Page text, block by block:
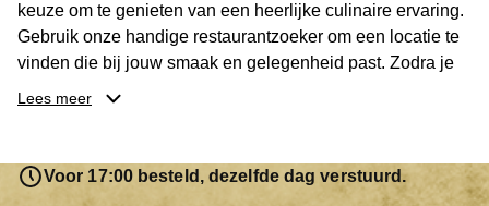
keuze om te genieten van een heerlijke culinaire ervaring.
Gebruik onze handige restaurantzoeker om een locatie te
vinden die bij jouw smaak en gelegenheid past. Zodra je
je keuze hebt gemaakt, kun je eenvoudig reserveren en na
resterende bedrag blijft gewoon op de bon staan en kan
later worden gebruikt. Zo geniet je keer op keer van
Lees meer
Voor 17:00 besteld, dezelfde dag verstuurd.